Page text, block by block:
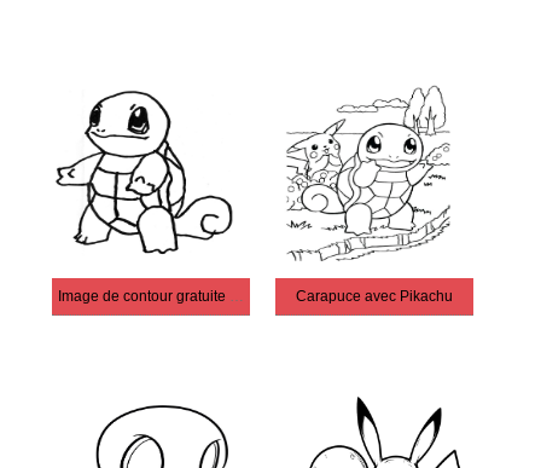
Image de contour gratuite de Squirtle Carapuce avec Pikachu